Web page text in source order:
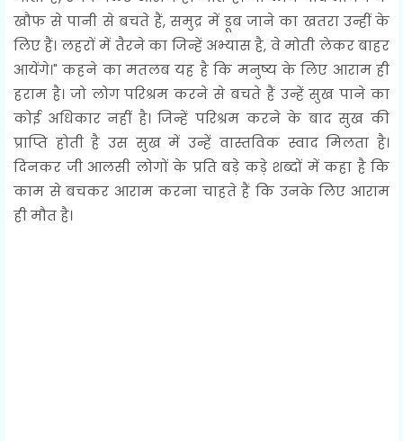
खौफ से पानी से बचते हैं, समुद्र में डूब जाने का खतरा उन्हीं के
लिए हैं। लहरों में तैरने का जिन्हें अभ्यास है, वे मोती लेकर बाहर
आयेंगे।" कहने का मतलब यह है कि मनुष्य के लिए आराम ही
हराम है। जो लोग परिश्रम करने से बचते हैं उन्हें सुख पाने का
कोई अधिकार नहीं है। जिन्हें परिश्रम करने के बाद सुख की
प्राप्ति होती है उस सुख में उन्हें वास्तविक स्वाद मिलता है।
दिनकर जी आलसी लोगों के प्रति बड़े कड़े शब्दों में कहा है कि
काम से बचकर आराम करना चाहते हैं कि उनके लिए आराम
ही मौत है।